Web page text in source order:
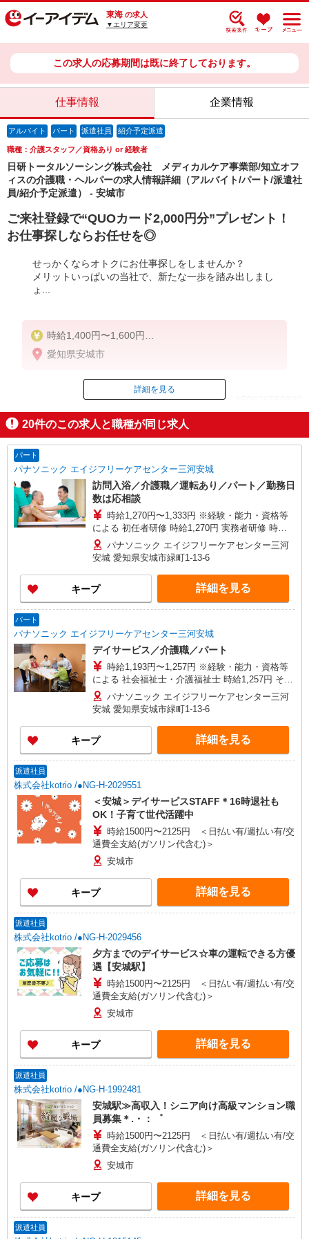
東海 の求人
▼エリア変更
この求人の応募期間は既に終了しております。
仕事情報 企業情報
アルバイト パート 派遣社員 紹介予定派遣
職種：介護スタッフ／資格あり or 経験者
日研トータルソーシング株式会社 メディカルケア事業部/知立オフ
ィスの介護職・ヘルパーの求人情報詳細（アルバイト/パート/派遣社
員/紹介予定派遣） - 安城市
ご来社登録で“QUOカード2,000円分”プレゼント！
お仕事探しならお任せを◎
せっかくならオトクにお仕事探しをしませんか？
メリットいっぱいの当社で、新たな一歩を踏み出しまし
ょ...
時給1,400円〜1,600円
◆無資格・経験者：時給1,400円〜
◆初任者研修・経験者：時給1,500円〜
◆介護福祉士：時給1,600円〜
※経験者は3ヶ月以上
※給与幅は経験・能力による
★週払いOK（規定あり）
愛知県安城市
ID：AE0626559320
掲載期間終了
詳細を見る
20件のこの求人と職種が同じ求人
パート
パナソニック エイジフリーケアセンター三河安城
訪問入浴／介護職／運転あり／パート／勤務日
数は応相談
時給1,270円〜1,333円 ※経験・能力・資格等
による 初任者研修 時給1,270円 実務者研修 時給
1,270円 介護福祉士 時給1,333円 ※サービス提供8
件目以降〜1,000円/件 手当あり ※一律処遇改善加
算含む 〇時間外勤務手当 〇土日祝勤務手当 〇無
事故無違反表彰金 〇年末年始勤務手当
パナソニック エイジフリーケアセンター三河
安城 愛知県安城市緑町1-13-6
キープ 詳細を見る
パート
パナソニック エイジフリーケアセンター三河安城
デイサービス／介護職／パート
時給1,193円〜1,257円 ※経験・能力・資格等
による 社会福祉士・介護福祉士 時給1,257円 その
他資格 時給1,193円 ※一律処遇改善加算含む 〇時
間外勤務手当 〇土日祝勤務手当 〇無事故無違反表
彰金 〇年末年始勤務手当
パナソニック エイジフリーケアセンター三河
安城 愛知県安城市緑町1-13-6
キープ 詳細を見る
派遣社員
株式会社kotrio /●NG-H-2029551
＜安城＞デイサービスSTAFF＊16時退社も
OK！子育て世代活躍中
時給1500円〜2125円 ＜日払い有/週払い有/交
通費全支給(ガソリン代含む)＞
安城市
キープ 詳細を見る
派遣社員
株式会社kotrio /●NG-H-2029456
夕方までのデイサービス☆車の運転できる方優
遇【安城駅】
時給1500円〜2125円 ＜日払い有/週払い有/交
通費全支給(ガソリン代含む)＞
安城市
キープ 詳細を見る
派遣社員
株式会社kotrio /●NG-H-1992481
安城駅≫高収入！シニア向け高級マンション職
員募集＊.・：゜
時給1500円〜2125円 ＜日払い有/週払い有/交
通費全支給(ガソリン代含む)＞
安城市
キープ 詳細を見る
派遣社員